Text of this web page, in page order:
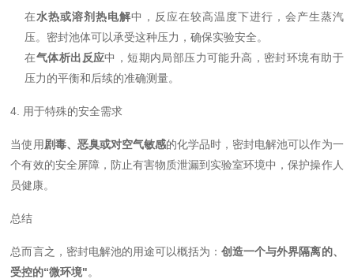
在水热或溶剂热电解中，反应在较高温度下进行，会产生蒸汽
压。密封池体可以承受这种压力，确保实验安全。
在气体析出反应中，短期内局部压力可能升高，密封环境有助于
压力的平衡和后续的准确测量。
4. 用于特殊的安全需求
当使用剧毒、恶臭或对空气敏感的化学品时，密封电解池可以作为一
个有效的安全屏障，防止有害物质泄漏到实验室环境中，保护操作人
员健康。
总结
总而言之，密封电解池的用途可以概括为：创造一个与外界隔离的、
受控的“微环境"。